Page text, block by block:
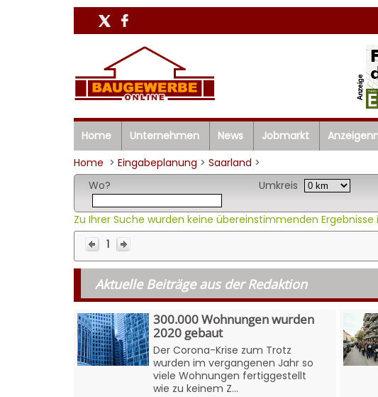
Home Unternehmen News Jobmarkt
Home > Eingabeplanung > Saarland >
Wo?
Umkreis
Zu Ihrer Suche wurden keine übereinstimmenden
1
Aktuelle Beiträge aus der Redaktion
300.000 Wohnungen wurden
2020 gebaut
Der Corona-Krise zum Trotz
wurden im vergangenen Jahr so
viele Wohnungen fertiggestellt
wie zu keinem Z...